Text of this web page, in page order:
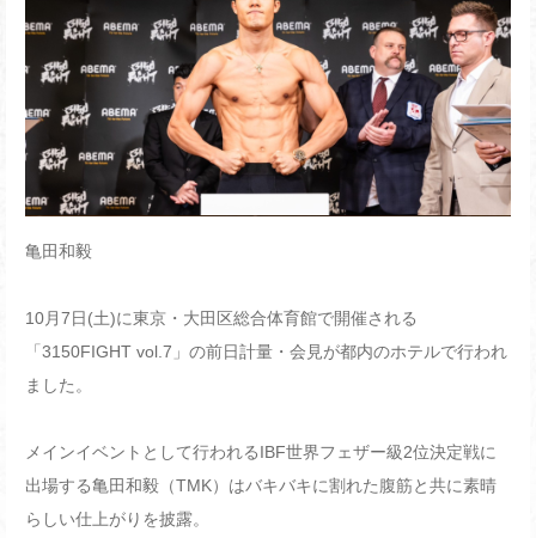
亀田和毅
10月7日(土)に東京・大田区総合体育館で開催される
「3150FIGHT vol.7」の前日計量・会見が都内のホテルで行われ
ました。
メインイベントとして行われるIBF世界フェザー級2位決定戦に
出場する亀田和毅（TMK）はバキバキに割れた腹筋と共に素晴
らしい仕上がりを披露。